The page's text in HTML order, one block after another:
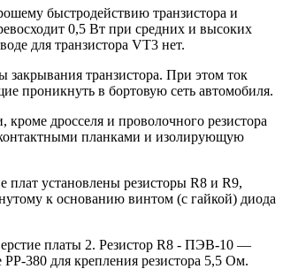
быстродействию транзистора и
0,5 Вт при средних и высоких
для транзистора VT3 нет.
транзистора. При этом ток
проникнуть в бортовую сеть автомобиля.
дросселя и проволочного резистора
планками и изолирующую
плат установлены резисторы R8 и R9,
к основанию винтом (с гайкой) диода
платы 2. Резистор R8 - ПЭВ-10 —
380 для крепления резистора 5,5 Ом.